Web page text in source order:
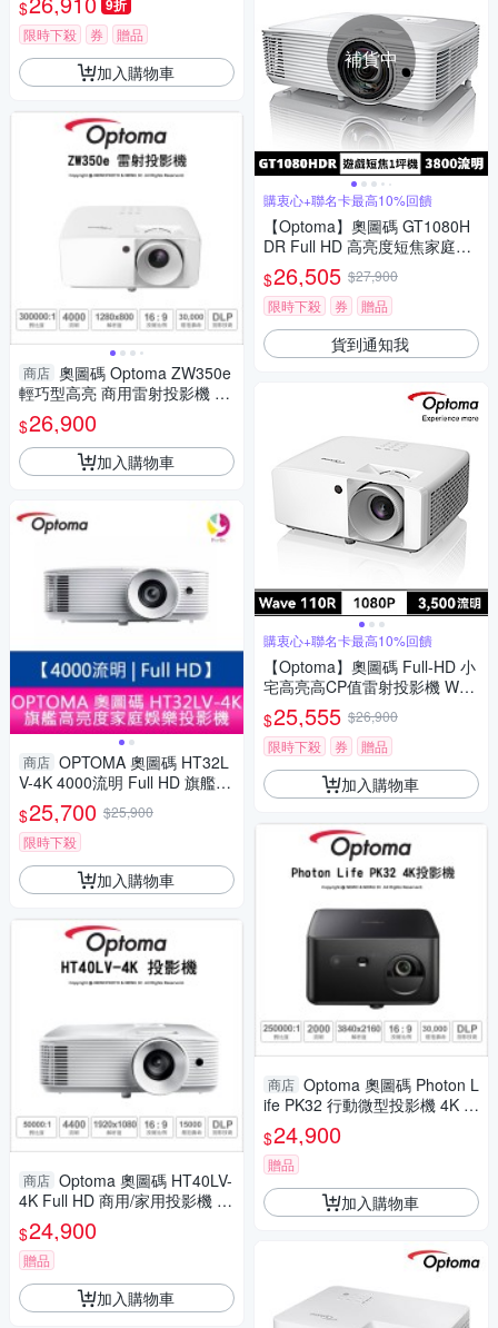
$ 9折
限時下殺 券 贈品
加入購物車
商店 奧圖碼 Optoma ZW350e
輕巧型高亮 商用雷射投影機 40
00流明｜薪創數位
$26,900
加入購物車
商店 OPTOMA 奧圖碼 HT32L
V-4K 4000流明 Full HD 旗艦高
亮度家庭娛樂投影機 原廠三年
保固
$25,700 $25,900
限時下殺
加入購物車
商店 Optoma 奧圖碼 HT40LV-
4K Full HD 商用/家用投影機 高
亮4400流明 會議/教室/家庭娛
樂
$24,900
贈品
加入購物車
補貨中
購衷心+聯名卡最高10%回饋
【Optoma】奧圖碼 GT1080H
DR Full HD 高亮度短焦家庭娛
樂投影機
$26,505 $27,900
限時下殺
券 贈品
貨到通知我
購衷心+聯名卡最高10%回饋
【Optoma】奧圖碼 Full-HD 小
宅高亮高CP值雷射投影機 Wav
e 110R
$25,555 $26,900
限時下殺
券 贈品
加入購物車
商店 Optoma 奧圖碼 Photon L
ife PK32 行動微型投影機 4K U
HD 3LED 廣色域 (送攜帶幕)
$24,900
贈品
加入購物車